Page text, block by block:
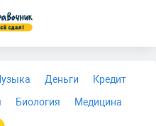
Деньги
Кредит
Биология
Медицина